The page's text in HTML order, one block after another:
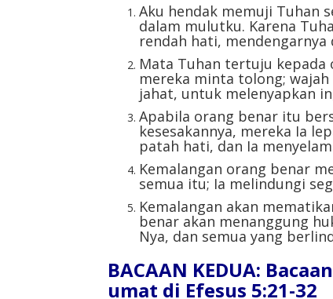
Aku hendak memuji Tuhan
dalam mulutku. Karena
rendah hati, mendengarnya
Mata Tuhan tertuju kepada
mereka minta tolong;
jahat, untuk melenyapkan
Apabila orang benar itu
kesesakannya, mereka Ia
patah hati, dan Ia
Kemalangan orang benar
semua itu; Ia melindungi
Kemalangan akan
benar akan menanggung
Nya, dan semua yang
BACAAN KEDUA:
umat di Efesus 5:21-32